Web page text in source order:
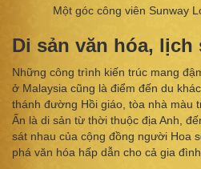
Một góc công viên Sunway
Di sản văn hóa, lịch
Những công trình kiến trúc mang
ở Malaysia cũng là điểm đến du
thánh đường Hồi giáo, tòa nhà màu
Ấn là di sản từ thời thuộc địa Anh,
sát nhau của cộng đồng người Hoa
phá văn hóa hấp dẫn cho cả gia đình.